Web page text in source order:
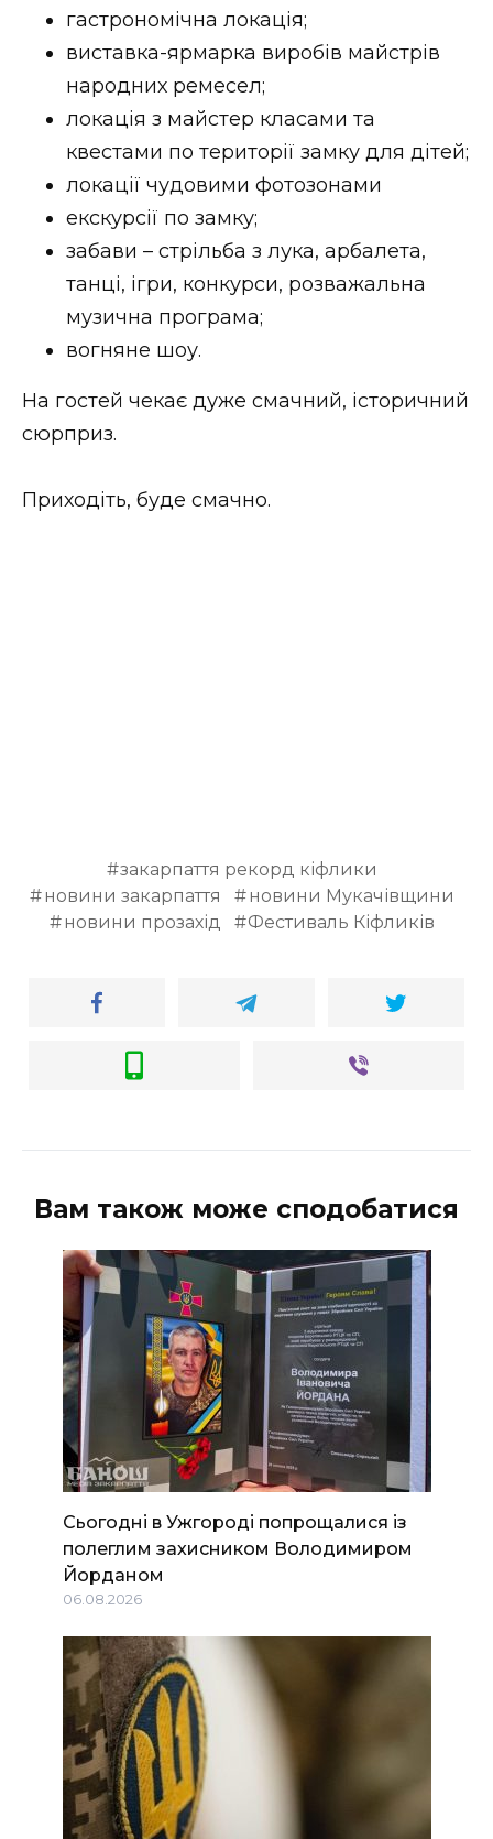
гастрономічна локація;
виставка-ярмарка виробів майстрів
народних ремесел;
локація з майстер класами та
квестами по території замку для дітей;
локації чудовими фотозонами
екскурсії по замку;
забави – стрільба з лука, арбалета,
танці, ігри, конкурси, розважальна
музична програма;
вогняне шоу.
На гостей чекає дуже смачний, історичний
сюрприз.
Приходіть, буде смачно.
закарпаття рекорд кіфлики
новини закарпаття
новини Мукачівщини
новини прозахід
Фестиваль Кіфликів
Вам також може сподобатися
Сьогодні в Ужгороді попрощалися із
полеглим захисником Володимиром
Йорданом
06.08.2026